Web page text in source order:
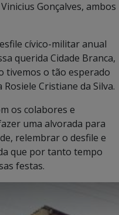
Gonçalves, ambos
cívico-militar anual
querida Cidade Branca,
tivemos o tão esperado
Cristiane da Silva.
os colabores e
uma alvorada para
relembrar o desfile e
que por tanto tempo
festas.